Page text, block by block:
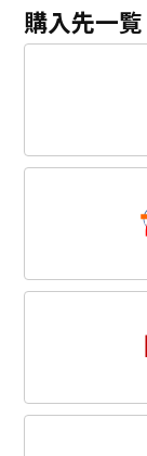
購入先一覧